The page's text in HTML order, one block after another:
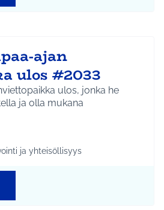
ajan
ulos #2033
ulos, jonka he
ja olla mukana
mukaan: Kellokoski
teeman mukaan: Hyvinvointi ja
ja yhteisöllisyys